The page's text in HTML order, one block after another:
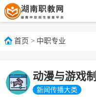
首页 > 中职专业
动漫与游戏
新闻传播大类